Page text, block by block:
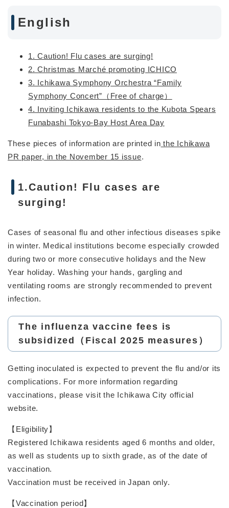
English
1. Caution! Flu cases are surging!
2. Christmas Marché promoting ICHICO
3. Ichikawa Symphony Orchestra “Family
Symphony Concert”（Free of charge）
4. Inviting Ichikawa residents to the Kubota Spears
Funabashi Tokyo-Bay Host Area Day
These pieces of information are printed in the Ichikawa
PR paper, in the November 15 issue.
1.Caution! Flu cases are
surging!
Cases of seasonal flu and other infectious diseases spike
in winter. Medical institutions become especially crowded
during two or more consecutive holidays and the New
Year holiday. Washing your hands, gargling and
ventilating rooms are strongly recommended to prevent
infection.
The influenza vaccine fees is
subsidized（Fiscal 2025 measures）
Getting inoculated is expected to prevent the flu and/or its
complications. For more information regarding
vaccinations, please visit the Ichikawa City official
website.
【Eligibility】
Registered Ichikawa residents aged 6 months and older,
as well as students up to sixth grade, as of the date of
vaccination.
Vaccination must be received in Japan only.
【Vaccination period】